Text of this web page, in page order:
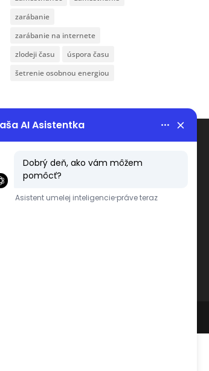
zarábanie
zarábanie na internete
zlodeji času
úspora času
šetrenie osobnou energiou
Obchodné podmienky
Ochrana osobných údajov